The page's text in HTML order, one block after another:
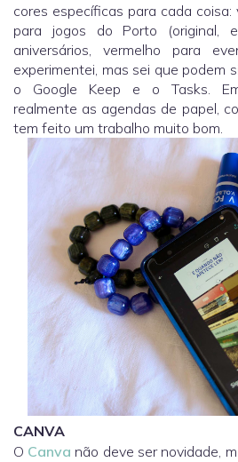
cores específicas para cada coisa:
para jogos do Porto (original,
aniversários, vermelho para
experimentei, mas sei que podem
o Google Keep e o Tasks.
realmente as agendas de papel,
tem feito um trabalho muito bom.
CANVA
O Canva não deve ser novidade,